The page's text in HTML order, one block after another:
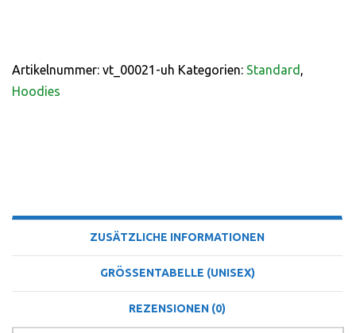
Artikelnummer: vt_00021-uh Kategorien: Standard ,
Hoodies
ZUSÄTZLICHE INFORMATIONEN
GRÖSSENTABELLE (UNISEX)
REZENSIONEN (0)